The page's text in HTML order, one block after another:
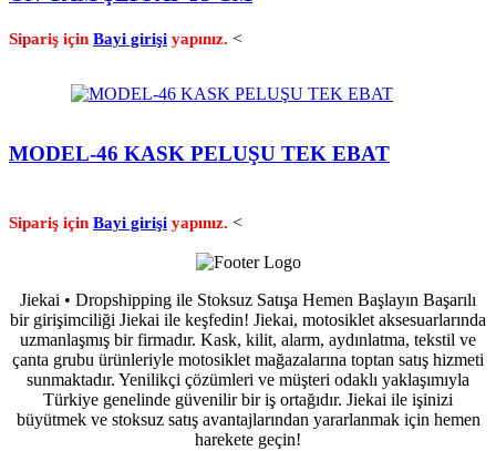
Sipariş için Bayi girişi yapınız. <
MODEL-46 KASK PELUŞU TEK EBAT
Sipariş için Bayi girişi yapınız. <
Jiekai • Dropshipping ile Stoksuz Satışa Hemen Başlayın Başarılı
bir girişimciliği Jiekai ile keşfedin! Jiekai, motosiklet aksesuarlarında
uzmanlaşmış bir firmadır. Kask, kilit, alarm, aydınlatma, tekstil ve
çanta grubu ürünleriyle motosiklet mağazalarına toptan satış hizmeti
sunmaktadır. Yenilikçi çözümleri ve müşteri odaklı yaklaşımıyla
Türkiye genelinde güvenilir bir iş ortağıdır. Jiekai ile işinizi
büyütmek ve stoksuz satış avantajlarından yararlanmak için hemen
harekete geçin!